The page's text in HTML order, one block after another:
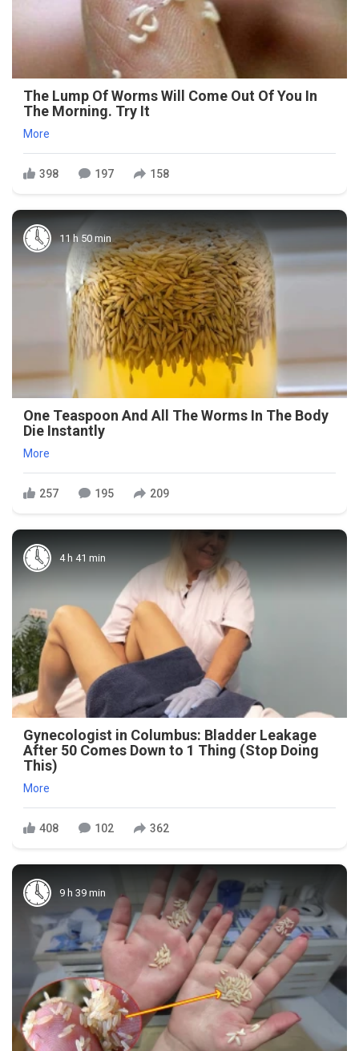
The Lump Of Worms Will Come Out Of You In
The Morning. Try It
More
398 197 158
11 h 50 min
One Teaspoon And All The Worms In The Body
Die Instantly
More
257 195 209
4 h 41 min
Gynecologist in Columbus: Bladder Leakage
After 50 Comes Down to 1 Thing (Stop Doing
This)
More
408 102 362
9 h 39 min